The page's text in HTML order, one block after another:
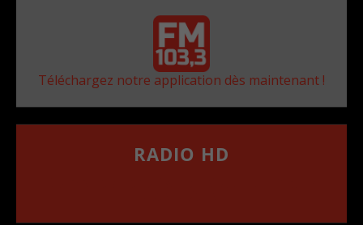
Téléchargez notre application dès maintenant !
RADIO HD